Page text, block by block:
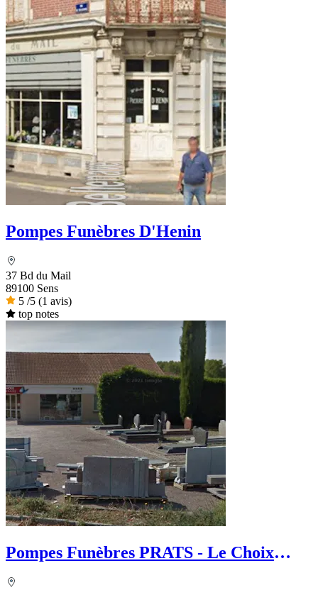
Pompes Funèbres D'Henin
37 Bd du Mail
89100 Sens
5 /5 (1 avis)
top notes
Pompes Funèbres PRATS - Le Choix